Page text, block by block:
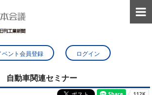

ベント会員登録 ログイン
自動車関連セミナー